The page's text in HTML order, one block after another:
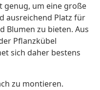
genug, um eine große
ausreichend Platz für
Blumen zu bieten. Aus
Pflanzkübel
sich daher bestens
zu montieren.